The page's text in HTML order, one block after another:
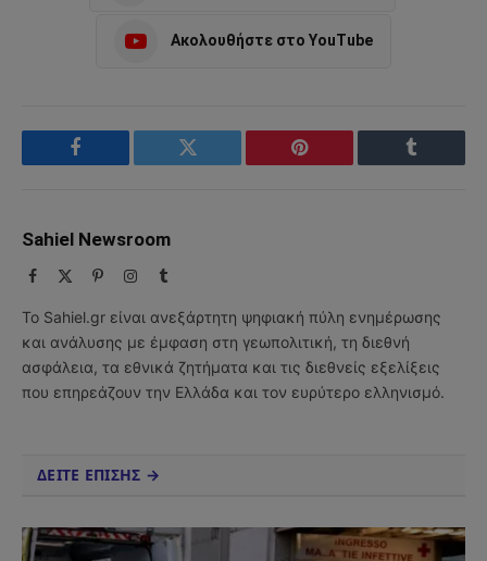
Ακολουθήστε στο YouTube
Facebook Twitter Pinterest Tumblr
Sahiel Newsroom
Facebook PinterestInstagram
Tumblr
Το Sahiel.gr είναι ανεξάρτητη ψηφιακή πύλη ενημέρωσης
και ανάλυσης με έμφαση στη γεωπολιτική, τη διεθνή
ασφάλεια, τα εθνικά ζητήματα και τις διεθνείς εξελίξεις
που επηρεάζουν την Ελλάδα και τον ευρύτερο ελληνισμό.
ΔΕΙΤΕ ΕΠΙΣΗΣ →